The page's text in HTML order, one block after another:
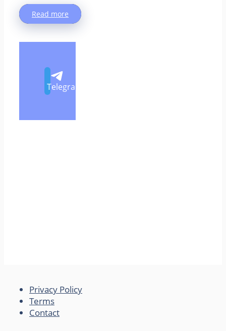
Read more
Telegram
Privacy Policy
Terms
Contact